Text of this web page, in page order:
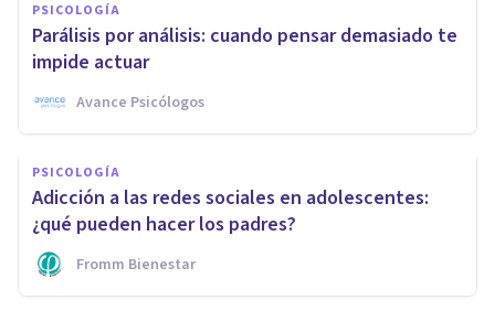
PSICOLOGÍA
Parálisis por análisis: cuando pensar demasiado te
impide actuar
Avance Psicólogos
PSICOLOGÍA
Adicción a las redes sociales en adolescentes:
¿qué pueden hacer los padres?
Fromm Bienestar